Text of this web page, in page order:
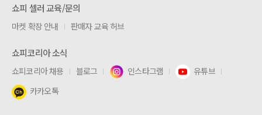
쇼피 셀러 교육/문의
마켓 확장 안내 판매자 교육 허브
쇼피코리아 소식
쇼피코리아 채용 블로그 인스타그램
유튜브
카카오톡